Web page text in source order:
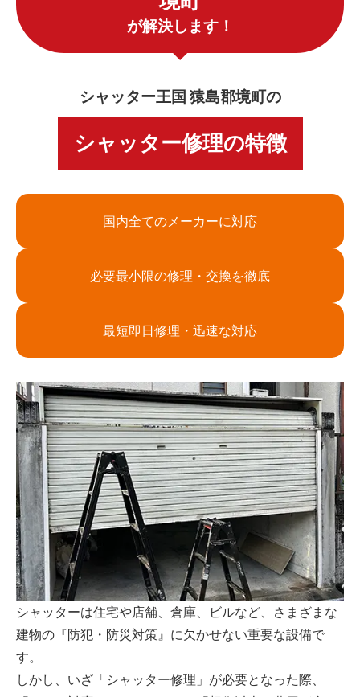
が解決します！
シャッター王国 猿島郡境町の
シャッター修理の特徴
国内全てのメーカーに対応
必要最小限の修理・交換を徹底
最短即日修理・迅速な対応
シャッターは住宅や店舗、倉庫、ビルなど、さまざまな
建物の『防犯・防災対策』に欠かせない重要な設備で
す。
しかし、いざ「シャッター修理」が必要となった際、